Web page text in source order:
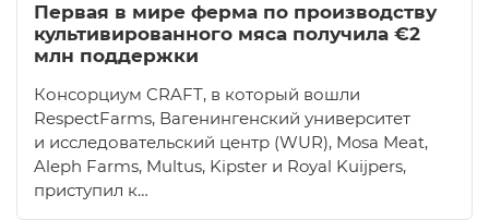
Первая в мире ферма по производству
культивированного мяса получила €2
млн поддержки
Консорциум CRAFT, в который вошли
RespectFarms, Вагенингенский университет
и исследовательский центр (WUR), Mosa Meat,
Aleph Farms, Multus, Kipster и Royal Kuijpers,
приступил к…